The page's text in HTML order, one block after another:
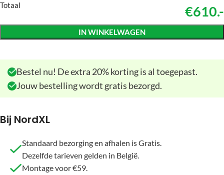
Totaal €610.-
IN WINKELWAGEN
Bestel nu! De extra 20% korting is al toegepast.
Jouw bestelling wordt gratis bezorgd.
Bij NordXL
Standaard bezorging en afhalen is Gratis.
Dezelfde tarieven gelden in België.
Montage voor €59.